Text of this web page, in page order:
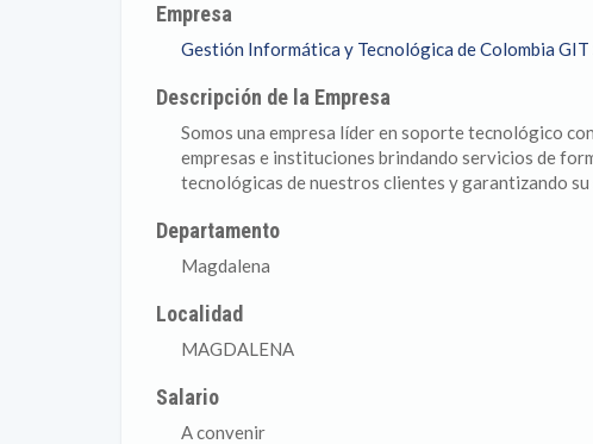
Empresa
Gestión Informática y Tecnológica de Colombia GIT
Descripción de la Empresa
Somos una empresa líder en soporte tecnológico
empresas e instituciones brindando servicios de
tecnológicas de nuestros clientes y garantizando
Departamento
Magdalena
Localidad
MAGDALENA
Salario
A convenir